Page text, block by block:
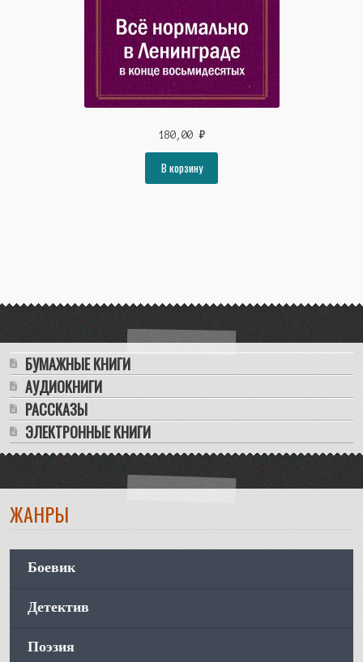
180,00 ₽
В корзину
БУМАЖНЫЕ КНИГИ
АУДИОКНИГИ
РАССКАЗЫ
ЭЛЕКТРОННЫЕ КНИГИ
ЖАНРЫ
Боевик
Детектив
Поэзия